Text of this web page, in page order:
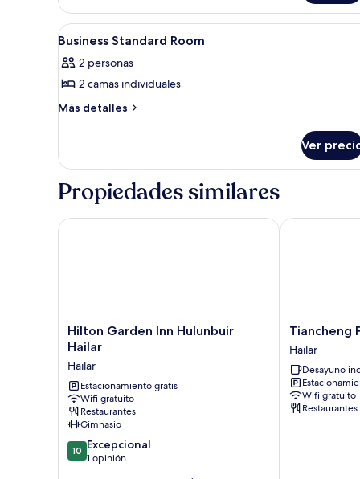
Standard
Room
Abrir
todas
las
fotos
de
Room
Una habitación de hotel con
1
Business Standard Room
2 personas
2 camas individuales
Más detalles
Más
Standard
Ver
Propiedades similares
Hilton
Garden
Hulunbuir
Hailar
Hailar
Hilton Garden Inn Hulunbuir
Hailar
Hailar
Estacionamiento gratis
Wifi gratuito
Restaurantes
Gimnasio
10.0
de
10 Excepcional
1 opinión
Hilton Garden Inn Hulunbuir Hailar
Tiancheng
Peter
Hotel
Hailar
Tiancheng
Hailar
Desayuno
Wifi gratuito
Restaurantes
Tiancheng